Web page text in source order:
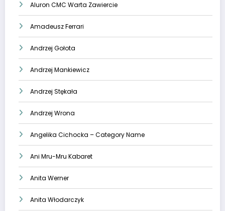
Aluron CMC Warta Zawiercie
Amadeusz Ferrari
Andrzej Gołota
Andrzej Mankiewicz
Andrzej Stękała
Andrzej Wrona
Angelika Cichocka – Category Name
Ani Mru-Mru Kabaret
Anita Werner
Anita Włodarczyk